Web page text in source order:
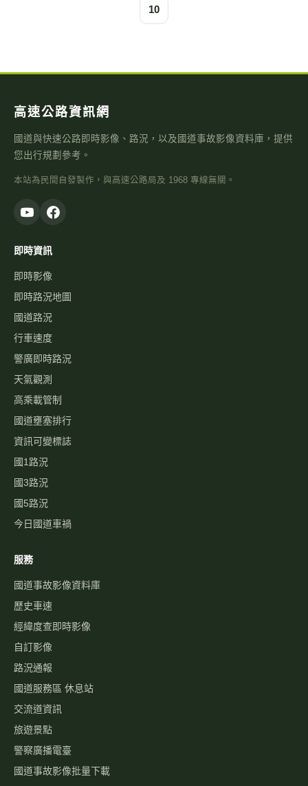
10
高速公路資訊網
國道與快速公路即時影像、路況，以及國道事故影像資料庫，提供
您出行規劃參考。
本站為民間自發製作，與高速公路局及 1968 專線無關。
即時資訊
即時影像
即時路況地圖
國道路況
行車速度
警廣即時路況
天氣觀測
高乘載管制
國道壅塞排行
資訊可變標誌
國1路況
國3路況
國5路況
今日國道車禍
服務
國道事故影像資料庫
歷史車速
經緯度查即時影像
自訂影像
路況通報
國道服務區 休息站
交流道資訊
旅遊景點
警察廣播電臺
國道事故影像批量下載